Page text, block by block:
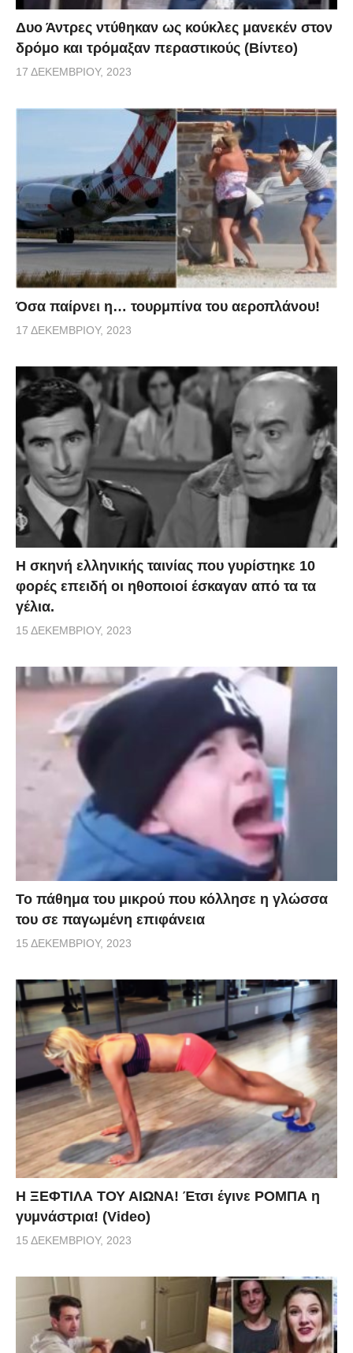
Δυο Άντρες ντύθηκαν ως κούκλες μανεκέν στον
δρόμο και τρόμαξαν περαστικούς (Βίντεο)
17 ΔΕΚΕΜΒΡΊΟΥ, 2023
Όσα παίρνει η… τουρμπίνα του αεροπλάνου!
17 ΔΕΚΕΜΒΡΊΟΥ, 2023
H σκηνή ελληνικής ταινίας που γυρίστηκε 10
φορές επειδή οι ηθοποιοί έσκαγαν από τα τα
γέλια.
15 ΔΕΚΕΜΒΡΊΟΥ, 2023
Το πάθημα του μικρού που κόλλησε η γλώσσα
του σε παγωμένη επιφάνεια
15 ΔΕΚΕΜΒΡΊΟΥ, 2023
Η ΞΕΦΤΙΛΑ ΤΟΥ ΑΙΩΝΑ! Έτσι έγινε ΡΟΜΠΑ η
γυμνάστρια! (Video)
15 ΔΕΚΕΜΒΡΊΟΥ, 2023